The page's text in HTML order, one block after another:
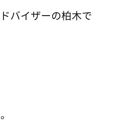
バイザーの柏木で